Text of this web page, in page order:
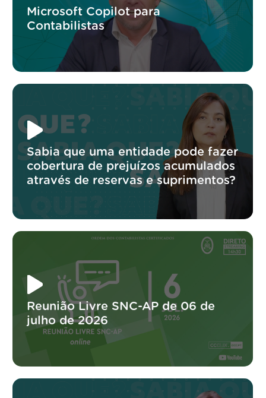
Microsoft Copilot para
Contabilistas
Sabia que uma entidade pode fazer
cobertura de prejuízos acumulados
através de reservas e suprimentos?
Reunião Livre SNC-AP de 06 de
julho de 2026